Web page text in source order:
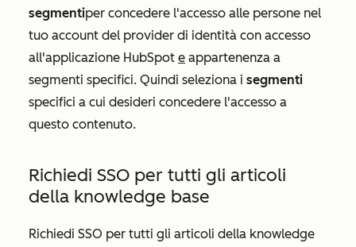
segmentiper concedere l'accesso alle persone nel
tuo account del provider di identità con accesso
all'applicazione HubSpot e appartenenza a
segmenti specifici. Quindi seleziona i segmenti
specifici a cui desideri concedere l'accesso a
questo contenuto.
Richiedi SSO per tutti gli articoli
della knowledge base
Richiedi SSO per tutti gli articoli della knowledge